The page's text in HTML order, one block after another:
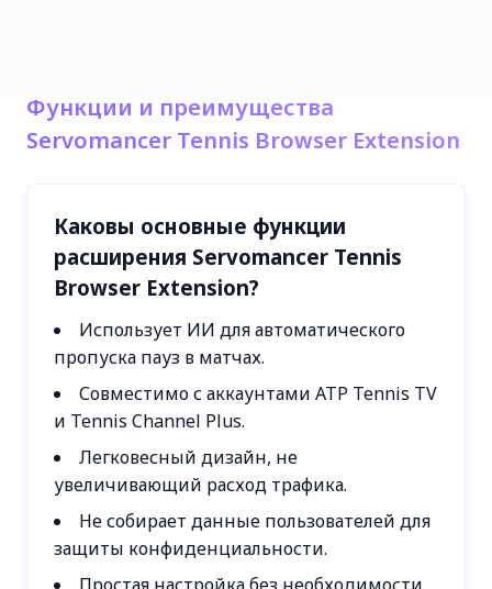
Функции и преимущества
Servomancer Tennis Browser Extension
Каковы основные функции
расширения Servomancer Tennis
Browser Extension?
Использует ИИ для автоматического
пропуска пауз в матчах.
Совместимо с аккаунтами ATP Tennis TV
и Tennis Channel Plus.
Легковесный дизайн, не
увеличивающий расход трафика.
Не собирает данные пользователей для
защиты конфиденциальности.